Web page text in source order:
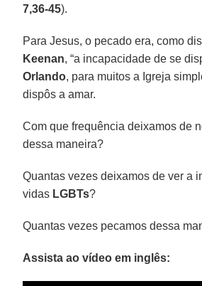
7,36-45).
Para Jesus, o pecado era, como
Keenan, “a incapacidade de se
Orlando, para muitos a Igreja
dispôs a amar.
Com que frequência deixamos de
dessa maneira?
Quantas vezes deixamos de ver a
vidas LGBTs?
Quantas vezes pecamos dessa
Assista ao vídeo em inglês: